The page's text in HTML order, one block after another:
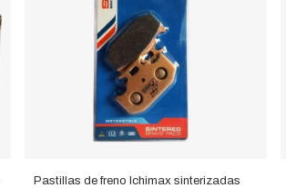
Pastillas de freno Ichimax sinterizadas